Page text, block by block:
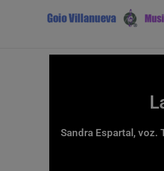
Sandra Espartal, voz.